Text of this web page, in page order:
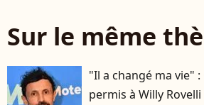
Sur le même
"Il a changé ma vie"
permis à Willy